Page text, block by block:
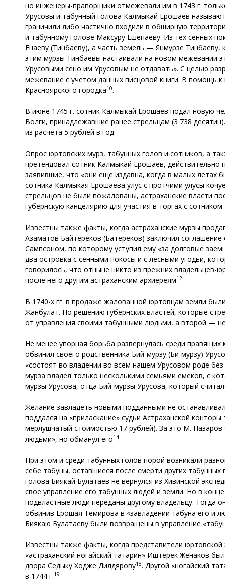
но инженеры-прапорщики отмежевали им в 1743 г.
Урусовы и табунный голова Калмыкай Ерошаев
граничили либо частично входили в обширную
и табунному голове Максуру Ешепаеву. Из тех сенных
Енаеву (Тинбаеву), а часть земель — Янмурзе
этим мурзы Тинбаевы настаивали на новом межевании
Урусовыми сено им Урусовым не отдавать». С целью
межевание с учетом данных писцовой книги. В помощь
Красноярского городка10.
В июне 1745 г. сотник Калмыкай Ерошаев подал новую
Волги, принадлежавшие ранее стрельцам (3 738
из расчета 5 рублей в год.
Опрос юртовских мурз, табунных голов и сотников, а
претендовал сотник Калмыкай Ерошаев,
заявившие, что «они еще издавна, когда в малых
сотника Калмыкая Ерошаева улус с протчими улусы
стрельцов не были пожалованы, астраханские власти
губернскую канцелярию для участия в торгах с
Известны также факты, когда астраханские мурзы
Азаматов Байтереков (Батереков) заключил
Сампсоном, по которому уступил ему «за долговые
два островка с сенными покосы и с лесными угодьи,
говорилось, что отныне никто из прежних владельцев-
после него другим астраханским архиереям12.
В 1740-х гг. в продаже жалованной юртовцам земли
Жанбулат. По решению губернских властей, которые
от управления своими табунными людьми, а второй —
Не менее упорная борьба развернулась среди правящих
обвинил своего родственника Бий-мурзу (Би-мурзу)
«состоят во владении во всем нашем Урусовом роде
мурза владел только несколькими семьями емеков, с
мурзы Урусова, отца Бий-мурзы Урусова, который
Желание завладеть новыми подданными не
поддался на «приласкание» судьи Астраханской
мерлушчатый стоимостью 17 рублей). За это М.
людьми», но обманул его14.
При этом и среди табунных голов порой возникали
себе табуны, оставшиеся после смерти других
голова Биякай Булатаев не вернулся из Хивинской
свое управление его табунных людей и земли. Но в
подвластные люди переданы другому владельцу. Тогда
обвинив Ерошая Темирова в «завладении табуна его и
Биякаю Булатаеву были возвращены в управление
Известны также факты, когда представители
«астраханский ногайский татарин» Иштерек Женаков
двора Седыку Ходже Дилдярову18. Другой «ногайский
в 1744 г.19